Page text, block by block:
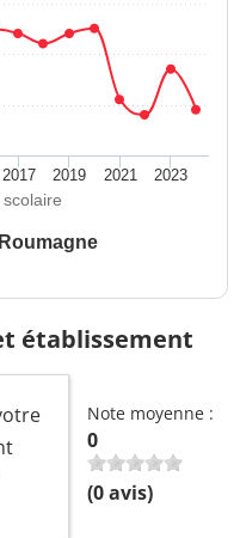
2017 2019 2021 2023
établissement
Note moyenne :
0
(0avis)